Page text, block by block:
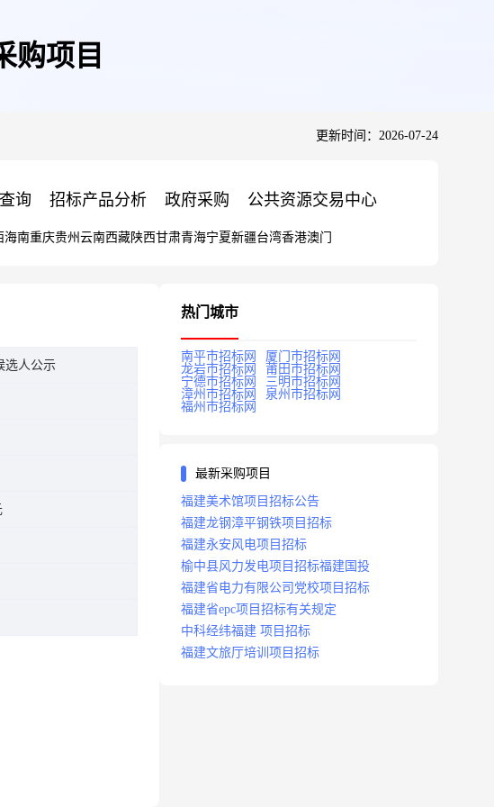
购项目
更新时间：2026-07-24
询 招标产品分析 政府采购 公共资源交易中心
海南重庆贵州 云南西藏陕西甘肃青海宁夏新疆台湾香港澳门
选人公示
热门城市
南平市招标网
厦门市招标网
龙岩市招标网
莆田市招标网
宁德市招标网
三明市招标网
漳州市招标网
泉州市招标网
福州市招标网
最新采购项目
福建美术馆项目招标公告
福建龙钢漳平钢铁项目招标
福建永安风电项目招标
榆中县风力发电项目招标福建国投
福建省电力有限公司党校项目招标
福建省epc项目招标有关规定
中科经纬福建 项目招标
福建文旅厅培训项目招标